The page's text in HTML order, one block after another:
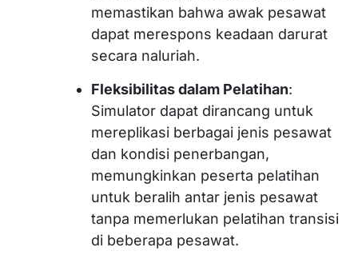
memastikan bahwa awak pesawat
dapat merespons keadaan darurat
secara naluriah.
Fleksibilitas dalam Pelatihan:
Simulator dapat dirancang untuk
mereplikasi berbagai jenis pesawat
dan kondisi penerbangan,
memungkinkan peserta pelatihan
untuk beralih antar jenis pesawat
tanpa memerlukan pelatihan transisi
di beberapa pesawat.